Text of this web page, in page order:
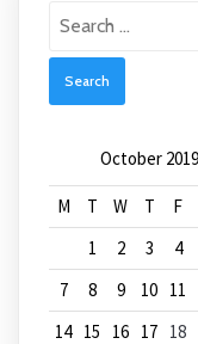
Search
October 2019
M T W T F
1
2 3 4
7
8 9 10 11
14 15 16 17 18